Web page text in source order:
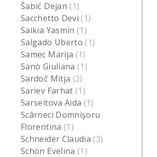
Šabić Dejan(1)
Sacchetto Devi(1)
Saikia Yasmin(1)
Salgado Uberto(1)
Samec Marija (1)
Sanò Giuliana(1)
Sardoč Mitja (2)
Sariev Farhat(1)
Sarseitova Aida (1)
Scârneci Domnişoru
Florentina (1)
Schneider Claudia(3)
Schön Evelina(1)